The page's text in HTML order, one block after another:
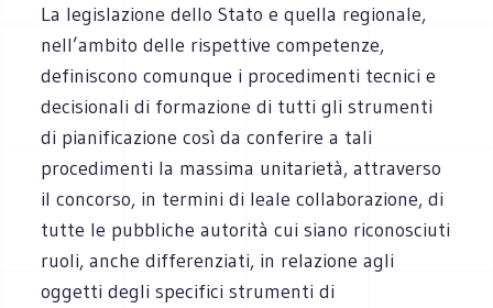
La legislazione dello Stato e quella regionale,
nell’ambito delle rispettive competenze,
definiscono comunque i procedimenti tecnici e
decisionali di formazione di tutti gli strumenti
di pianificazione così da conferire a tali
procedimenti la massima unitarietà, attraverso
il concorso, in termini di leale collaborazione, di
tutte le pubbliche autorità cui siano riconosciuti
ruoli, anche differenziati, in relazione agli
oggetti degli specifici strumenti di